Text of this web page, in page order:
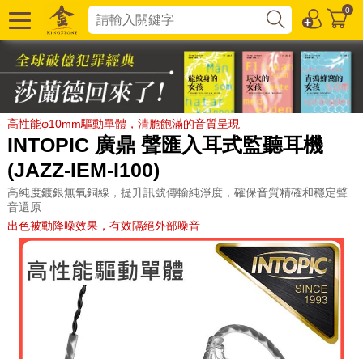
0
高性能φ10mm驅動單體，清脆飽滿的音質呈現
INTOPIC 廣鼎 聲匯入耳式監聽耳機
(JAZZ-IEM-I100)
高純度鍍銀無氧銅線，提升訊號傳輸純淨度，確保音質精確和穩定聲
音還原
出色被動降噪效果，有效隔絕外部噪音